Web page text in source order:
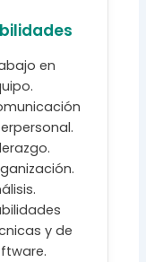
en
y de